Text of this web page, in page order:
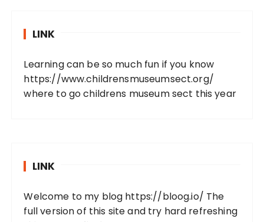
LINK
Learning can be so much fun if you know
https://www.childrensmuseumsect.org/
where to go childrens museum sect this year
LINK
Welcome to my blog https://bloog.io/ The
full version of this site and try hard refreshing